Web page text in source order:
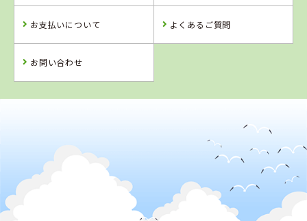
詳 細 予 約
詳 細
詳 細
詳 細
4位
岡山県
5
高知県
すくも自動車学
徳島県
阿波自動車学校
お支払いについて よくあるご質問
お問い合わせ